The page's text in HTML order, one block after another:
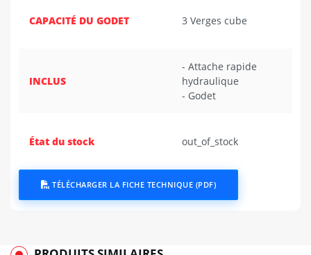
CAPACITÉ DU GODET 3 Verges cube
INCLUS
- Attache rapide
hydraulique
- Godet
État du stock out_of_stock
TÉLÉCHARGER LA FICHE TECHNIQUE (PDF)